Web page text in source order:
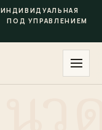
ИНДИВИДУАЛЬНАЯ
ПОД УПРАВЛЕНИЕМ